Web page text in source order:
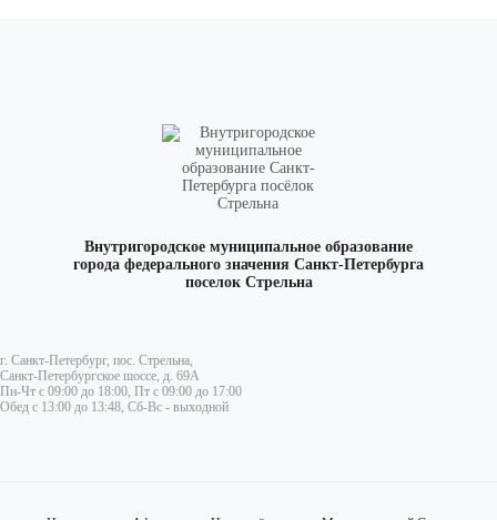
Внутригородское муниципальное образование
города федерального значения Санкт-Петербурга
поселок Стрельна
г. Санкт-Петербург, пос. Стрельна,
Санкт-Петербургское шоссе, д. 69А
Пн-Чт с 09:00 до 18:00, Пт с 09:00 до 17:00
Обед с 13:00 до 13:48, Сб-Вс - выходной